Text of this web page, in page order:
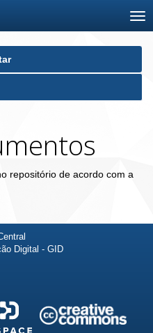
repositório de acordo com a
Digital - GID